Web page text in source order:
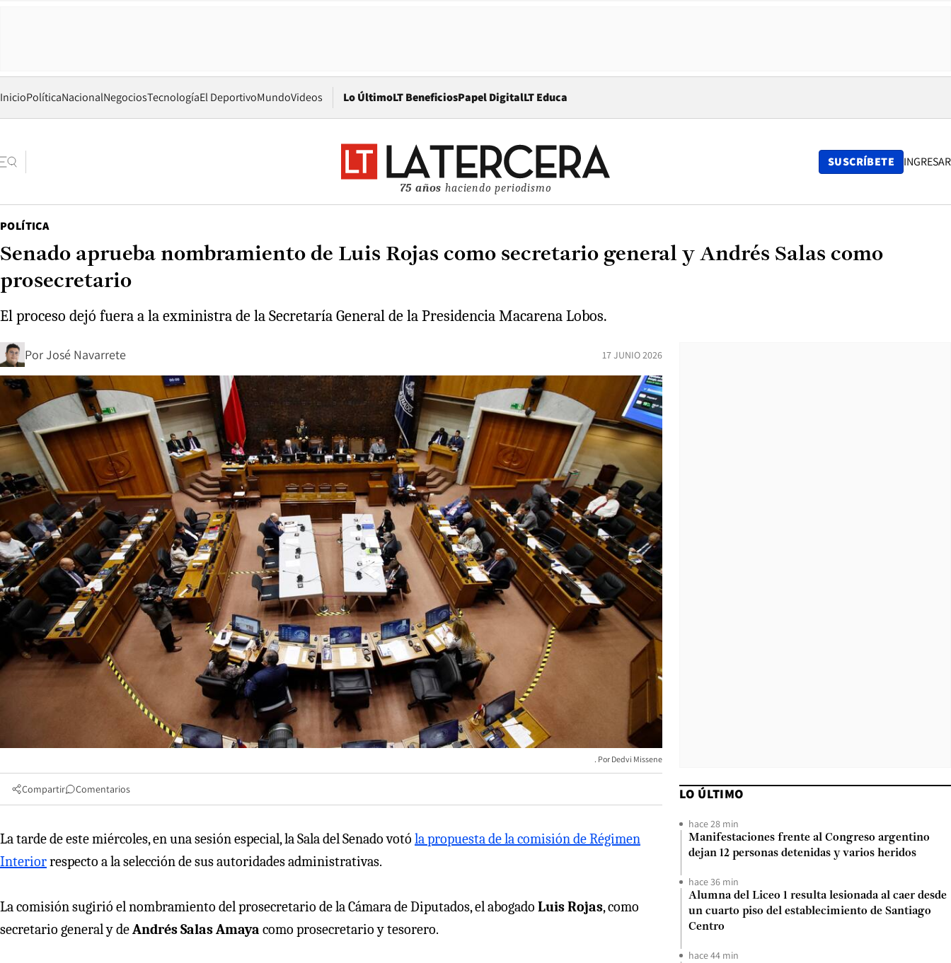
InicioPolíticaNacionalNegociosTecnologíaEl DeportivoMundoVideos Lo ÚltimoLT BeneficiosPapel DigitalOpens in new window
LT Educa
75 años haciendo periodismo
SUSCRÍBETE INGRESAR
POLÍTICA
Senado aprueba nombramiento de Luis Rojas como secretario general y Andrés Salas como
prosecretario
El proceso dejó fuera a la exministra de la Secretaría General de la Presidencia Macarena Lobos.
PorJosé Navarrete 17 JUNIO 2026
Dedvi Missene
Compartir Comentarios
La tarde de este miércoles, en una sesión especial, la Sala del Senado votó la propuesta de la comisión de Régimen
Interiorrespecto a la selección de sus autoridades administrativas.
La comisión sugirió el nombramiento del prosecretario de la Cámara de Diputados, el abogado Luis Rojas, como
secretario general y deAndrés Salas Amaya como prosecretario y tesorero.
LO ÚLTIMO
hace 28 min
Manifestaciones frente al Congreso argentino
dejan 12 personas detenidas y varios heridos
hace 36 min
Alumna del Liceo 1 resulta lesionada al caer desde
un cuarto piso del establecimiento de Santiago
Centro
hace 44 min